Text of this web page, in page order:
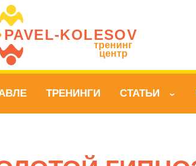
PAVEL‑KOLESOV
тренинг
центр
ТРЕНИНГИ СТАТЬИ ›